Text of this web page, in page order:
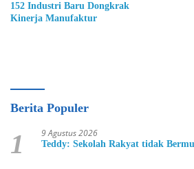
152 Industri Baru Dongkrak
Kinerja Manufaktur
Berita Populer
1 9 Agustus 2026
Teddy: Sekolah Rakyat tidak